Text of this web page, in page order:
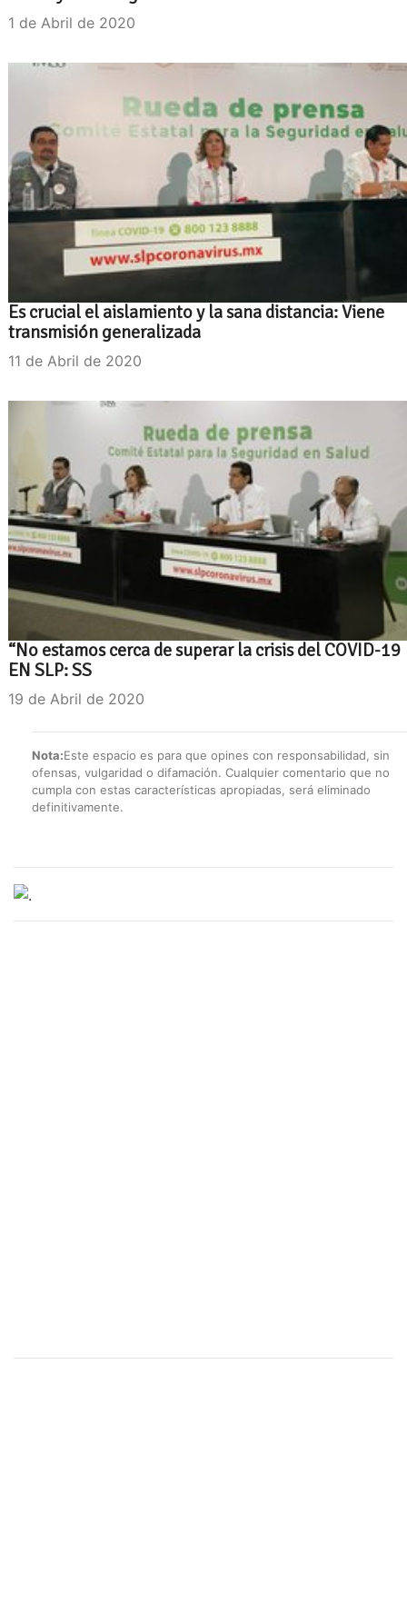
1 de Abril de 2020
Es crucial el aislamiento y la sana distancia: Viene
transmisión generalizada
11 de Abril de 2020
“No estamos cerca de superar la crisis del COVID-19
EN SLP: SS
19 de Abril de 2020
Nota:Este espacio es para que opines con responsabilidad, sin
ofensas, vulgaridad o difamación. Cualquier comentario que no
cumpla con estas características apropiadas, será eliminado
definitivamente.